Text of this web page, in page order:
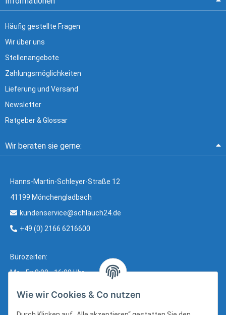
Häufig gestellte Fragen
Wir über uns
Stellenangebote
Zahlungsmöglichkeiten
Lieferung und Versand
Newsletter
Ratgeber & Glossar
Wir beraten sie gerne:
Hanns-Martin-Schleyer-Straße 12
41199 Mönchengladbach
kundenservice@schlauch24.de
+49 (0) 2166 6216600
Bürozeiten:
Mo - Fr: 8:00 - 16:00 Uhr
Wie wir Cookies & Co nutzen